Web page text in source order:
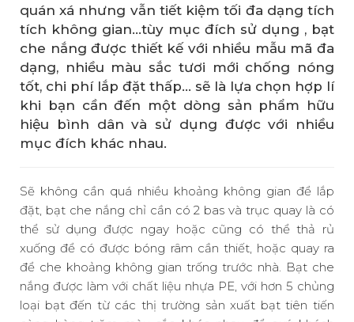
quán xá nhưng vẫn tiết kiệm tối đa dạng tích
tích không gian…tùy mục đích sử dụng , bạt
che nắng được thiết kế với nhiều mẫu mã đa
dạng, nhiều màu sắc tươi mới chống nóng
tốt, chi phí lắp đặt thấp… sẽ là lựa chọn hợp lí
khi bạn cần đến một dòng sản phẩm hữu
hiệu bình dân và sử dụng được với nhiều
mục đích khác nhau.
Sẽ không cần quá nhiều khoảng không gian để lắp
đặt, bạt che nắng chỉ cần có 2 bas và trục quay là có
thể sử dụng được ngay hoặc cũng có thể thả rủ
xuống để có được bóng râm cần thiết, hoặc quay ra
để che khoảng không gian trống trước nhà. Bạt che
nắng được làm với chất liệu nhựa PE, với hơn 5 chủng
loại bạt đến từ các thị trường sản xuất bạt tiên tiến